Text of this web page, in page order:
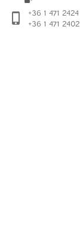
+36 1 471 2424
+36 1 471 2402